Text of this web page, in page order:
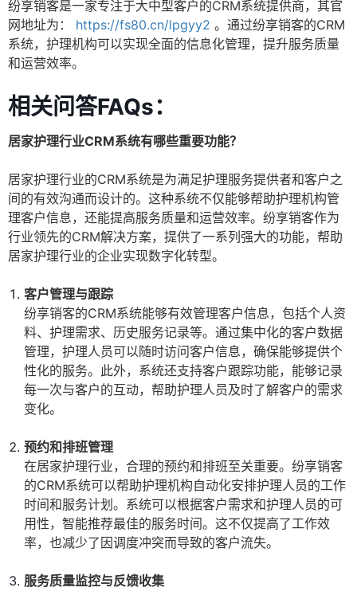
纷享销客是一家专注于大中型客户的CRM系统提供商，其官
网地址为：
https://fs80.cn/lpgyy2 。通过纷享销客的CRM
系统，护理机构可以实现全面的信息化管理，提升服务质量
和运营效率。
相关问答FAQs：
居家护理行业CRM系统有哪些重要功能？
居家护理行业的CRM系统是为满足护理服务提供者和客户之
间的有效沟通而设计的。这种系统不仅能够帮助护理机构管
理客户信息，还能提高服务质量和运营效率。纷享销客作为
行业领先的CRM解决方案，提供了一系列强大的功能，帮助
居家护理行业的企业实现数字化转型。
客户管理与跟踪
纷享销客的CRM系统能够有效管理客户信息，包括个人资
料、护理需求、历史服务记录等。通过集中化的客户数据
管理，护理人员可以随时访问客户信息，确保能够提供个
性化的服务。此外，系统还支持客户跟踪功能，能够记录
每一次与客户的互动，帮助护理人员及时了解客户的需求
变化。
预约和排班管理
在居家护理行业，合理的预约和排班至关重要。纷享销客
的CRM系统可以帮助护理机构自动化安排护理人员的工作
时间和服务计划。系统可以根据客户需求和护理人员的可
用性，智能推荐最佳的服务时间。这不仅提高了工作效
率，也减少了因调度冲突而导致的客户流失。
服务质量监控与反馈收集